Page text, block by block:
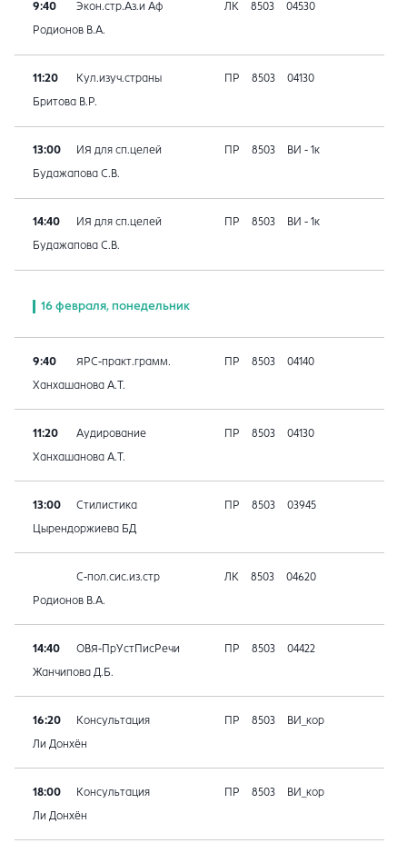
9:40 Экон.стр.Аз.и Аф ЛК 8503 04530
Родионов В.А.
11:20 Кул.изуч.страны ПР 8503 04130
Бритова В.Р.
13:00 ИЯ для сп.целей ПР 8503 ВИ - 1к
Будажапова С.В.
14:40 ИЯ для сп.целей ПР 8503 ВИ - 1к
Будажапова С.В.
16 февраля, понедельник
9:40 ЯРС-практ.грамм. ПР 8503 04140
Ханхашанова А.Т.
11:20 Аудирование ПР 8503 04130
Ханхашанова А.Т.
13:00 Стилистика ПР 8503 03945
Цырендоржиева БД
С-пол.сис.из.стр ЛК 8503 04620
Родионов В.А.
14:40 ОВЯ-ПрУстПисРечи ПР 8503 04422
Жанчипова Д.Б.
16:20 Консультация ПР 8503 ВИ_кор
Ли Донхён
18:00 Консультация ПР 8503 ВИ_кор
Ли Донхён